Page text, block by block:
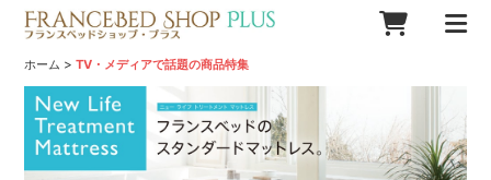
ホーム >TV・メディアで話題の商品特集